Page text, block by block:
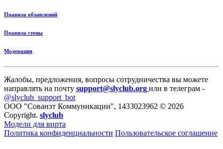
Правила объявлений
Правила стены
Модерация
Жалобы, предложения, вопросы сотрудничества вы можете
направлять на почту support@slyclub.org или в телеграм -
@slyclub_support_bot
ООО "Сованэт Коммуникации", 1433023962 © 2026
Copyright. slyclub
Модели для вирта
Политика конфиденциальности Пользовательское соглашение